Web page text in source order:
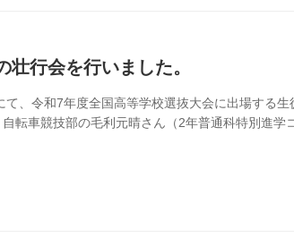
行会を行いました。
、令和7年度全国高等学校選抜大会に出場する
転車競技部の毛利元晴さん（2年普通科特別進学